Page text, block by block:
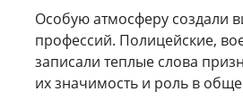
Особую атмосферу создали
профессий. Полицейские,
записали теплые слова
их значимость и роль в